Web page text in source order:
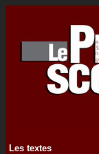
Les textes